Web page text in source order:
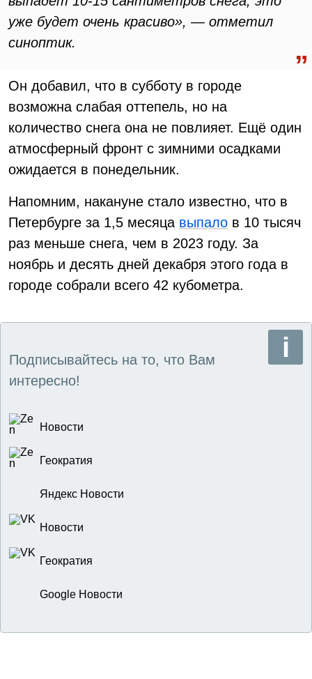
уже будет очень красиво», — отметил
синоптик.
Он добавил, что в субботу в городе
возможна слабая оттепель, но на
количество снега она не повлияет. Ещё один
атмосферный фронт с зимними осадками
ожидается в понедельник.
Напомним, накануне стало известно, что в
Петербурге за 1,5 месяца выпало в 10 тысяч
раз меньше снега, чем в 2023 году. За
ноябрь и десять дней декабря этого года в
городе собрали всего 42 кубометра.
Подписывайтесь на то, что Вам
интересно!
Новости
Геократия
Яндекс Новости
Новости
Геократия
Google Новости